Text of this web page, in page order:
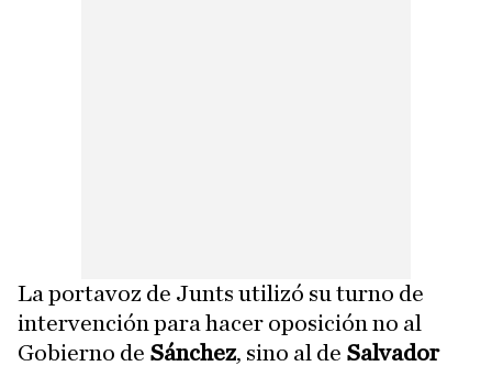
La portavoz de Junts utilizó su turno de
intervención para hacer oposición no al
Gobierno de Sánchez, sino al de Salvador